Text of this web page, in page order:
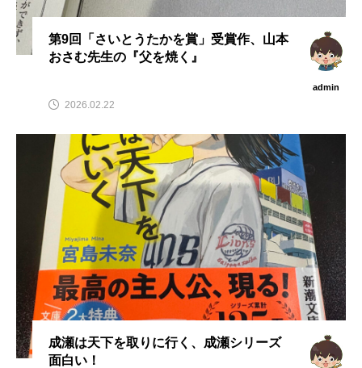
第9回「さいとうたかを賞」受賞作、山本
おさむ先生の『父を焼く』
admin
2026.02.22
成瀬は天下を取りに行く、成瀬シリーズ
面白い！